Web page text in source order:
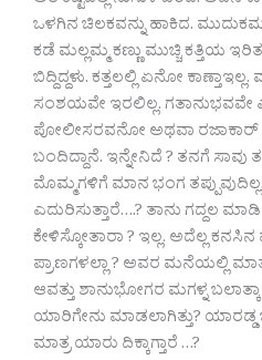
ಒಳಗಿನ ಚಿಲಕವನ್ನು ಹಾಕಿದ.
ಕಡೆ ಮಲ್ಲಮ್ಮ ಕಣ್ಣು ಮುಚ್ಚಿ ಕತ್ತಿಯ
ಬಿದ್ದಿದ್ದಳು. ಕತ್ತಲಲ್ಲಿ ಏನೋ
ಸಂಶಯವೇ ಇರಲಿಲ್ಲ. ಗತಾನುಭವವೇ
ಪೋಲೀಸರವನೋ ಅಥವಾ
ಬಂದಿದ್ದಾನೆ. ಇನ್ನೇನಿದೆ ? ತನಗೆ ಸಾವು
ಮೊಮ್ಮಗಳಿಗೆ ಮಾನ ಭಂಗ
ಎದುರಿಸುತ್ತಾರೆ….? ತಾನು ಗದ್ದಲ
ಕೇಳಿಸ್ಕೋತಾರಾ ? ಇಲ್ಲ. ಅದೆಲ್ಲ
ಪ್ರಾಣಗಳಲ್ಲಾ ? ಅವರ ಮನೆಯಲ್ಲಿ
ಆವತ್ತು ಶಾನುಭೋಗರ ಮಗಳ್ನ
ಯಾರಿಗೇನು ಮಾಡಲಾಗಿತ್ತು?
ಮಾತ್ರ ಯಾರು ದಿಕ್ಕಾಗ್ತಾರೆ …?